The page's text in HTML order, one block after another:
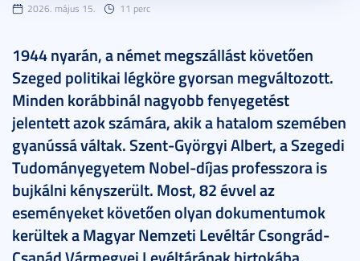
2026. május 15. 11 perc
1944 nyarán, a német megszállást követően
Szeged politikai légköre gyorsan megváltozott.
Minden korábbinál nagyobb fenyegetést
jelentett azok számára, akik a hatalom szemében
gyanússá váltak. Szent-Györgyi Albert, a Szegedi
Tudományegyetem Nobel-díjas professzora is
bujkálni kényszerült. Most, 82 évvel az
eseményeket követően olyan dokumentumok
kerültek a Magyar Nemzeti Levéltár Csongrád-